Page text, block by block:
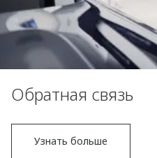
Обратная связь
Узнать больше